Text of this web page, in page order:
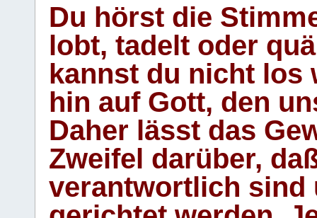
Du hörst die
lobt, tadelt oder
kannst du nicht los
hin auf Gott, den
Daher lässt das
Zweifel darüber,
verantwortlich sind